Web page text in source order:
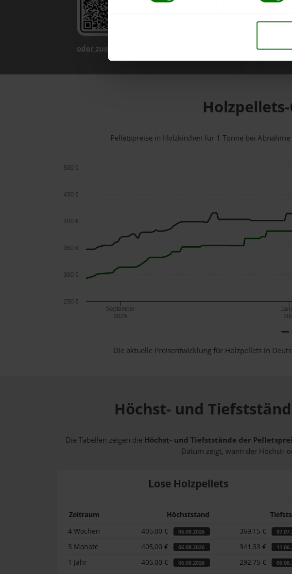
oder zuerst mehr über unsere App erfahren
Pelletspreise in Holzkirchen für 1 Tonne bei Abnahme
September
2025
250 €
300 €
350 €
400 €
450 €
500 €
Die aktuelle Preisentwicklung für Holzpellets in
Höchst- und
Die Tabellen zeigen die Höchst- und Tiefststände der
Datum zeigt, wann der Höchst-
Lose Holzpellets
Zeitraum Höchststand
4 Wochen
405,00 € 06.08.2026 369,15 €
3 Monate 405,00 € 06.08.2026 341,33 €
1 Jahr 405,00 € 06.08.2026 292,75 €